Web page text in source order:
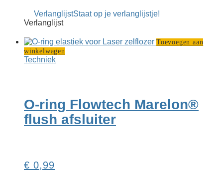
VerlanglijstStaat op je verlanglijstje!
Verlanglijst
Toevoegen aan
winkelwagen
Techniek
O-ring Flowtech Marelon®
flush afsluiter
€ 0,99